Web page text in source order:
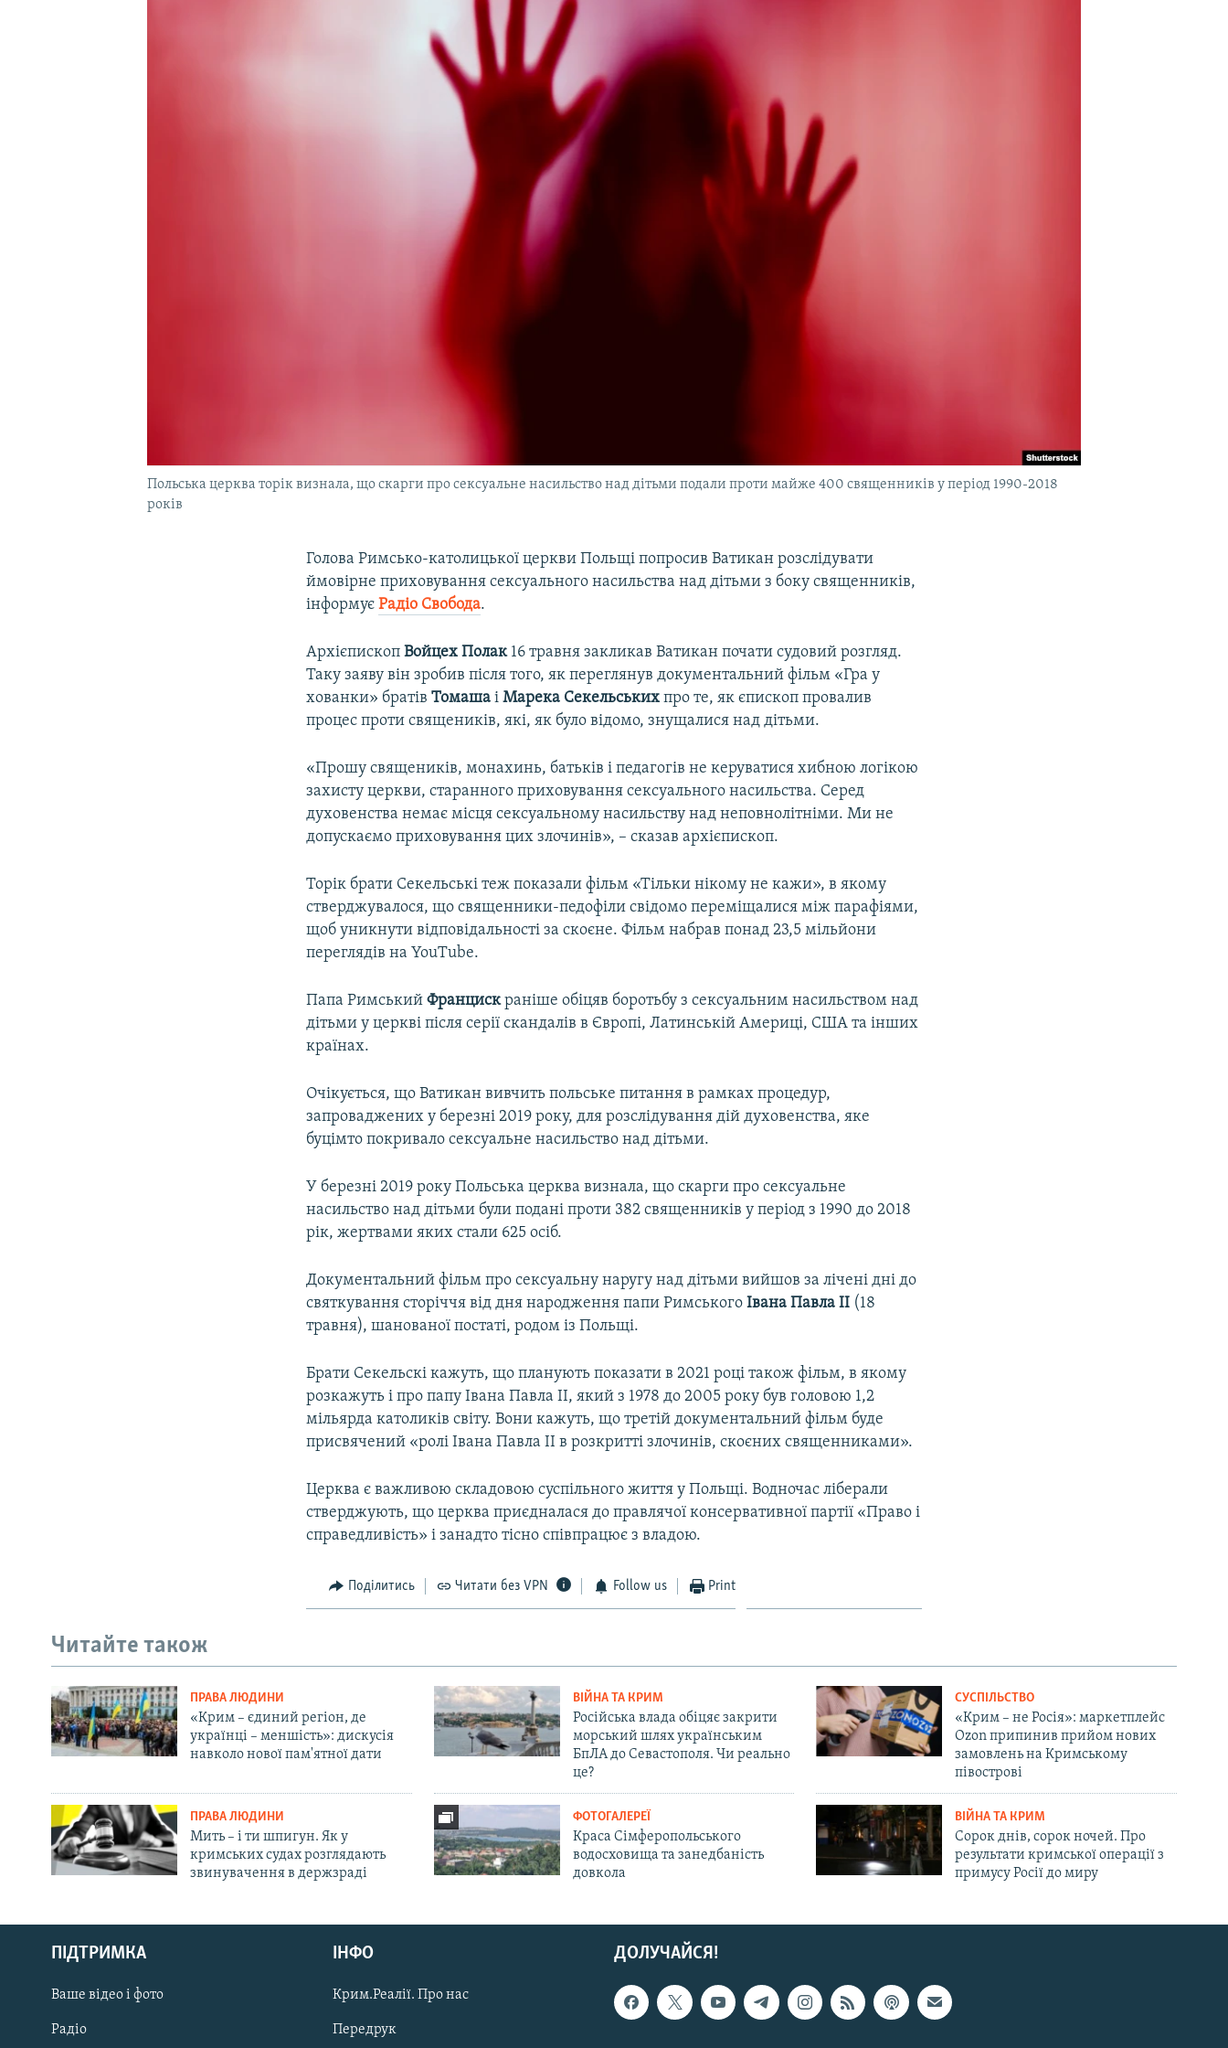
Русский
Qırımtatar
ДОЛУЧАЙСЯ!
Польська церква торік визнала, що скарги про сексуальне насильство над дітьми подали проти майже 400 священників у період 1990-2018
років
Голова Римсько-католицької церкви Польщі попросив Ватикан розслідувати
ймовірне приховування сексуального насильства над дітьми з боку священників,
інформуєРадіо Свобода.
АрхієпископВойцех Полак16 травня закликав Ватикан почати судовий розгляд.
Таку заяву він зробив після того, як переглянув документальний фільм «Гра у
хованки» братівТомаша іМарека Секельських про те, як єпископ провалив
процес проти священиків, які, як було відомо, знущалися над дітьми.
«Прошу священиків, монахинь, батьків і педагогів не керуватися хибною логікою
захисту церкви, старанного приховування сексуального насильства. Серед
духовенства немає місця сексуальному насильству над неповнолітніми. Ми не
допускаємо приховування цих злочинів», – сказав архієпископ.
Торік брати Секельські теж показали фільм «Тільки нікому не кажи», в якому
стверджувалося, що священники-педофіли свідомо переміщалися між парафіями,
щоб уникнути відповідальності за скоєне. Фільм набрав понад 23,5 мільйони
переглядів на YouTube.
Папа РимськийФранцискраніше обіцяв боротьбу з сексуальним насильством над
дітьми у церкві після серії скандалів в Європі, Латинській Америці, США та інших
країнах.
Очікується, що Ватикан вивчить польське питання в рамках процедур,
запроваджених у березні 2019 року, для розслідування дій духовенства, яке
буцімто покривало сексуальне насильство над дітьми.
У березні 2019 року Польська церква визнала, що скарги про сексуальне
насильство над дітьми були подані проти 382 священників у період з 1990 до 2018
рік, жертвами яких стали 625 осіб.
Документальний фільм про сексуальну наругу над дітьми вийшов за лічені дні до
святкування сторіччя від дня народження папи РимськогоІвана Павла ІІ (18
травня), шанованої постаті, родом із Польщі.
Брати Секельскі кажуть, що планують показати в 2021 році також фільм, в якому
розкажуть і про папу Івана Павла II, який з 1978 до 2005 року був головою 1,2
мільярда католиків світу. Вони кажуть, що третій документальний фільм буде
присвячений «ролі Івана Павла II в розкритті злочинів, скоєних священниками».
Церква є важливою складовою суспільного життя у Польщі. Водночас ліберали
стверджують, що церква приєдналася до правлячої консервативної партії «Право і
справедливість» і занадто тісно співпрацює з владою.
Поділитись Читати без VPN Follow us Print
Читайте також
ПРАВА ЛЮДИНИ
«Крим – єдиний регіон, де
українці – меншість»: дискусія
навколо нової пам'ятної дати
ВІЙНА ТА КРИМ
Російська влада обіцяє закрити
морський шлях українським
БпЛА до Севастополя. Чи реально
це?
СУСПІЛЬСТВО
«Крим – не Росія»: маркетплейс
Ozon припинив прийом нових
замовлень на Кримському
півострові
ПРАВА ЛЮДИНИ
Мить – і ти шпигун. Як у
кримських судах розглядають
звинувачення в держзраді
ФОТОГАЛЕРЕЇ
Краса Сімферопольського
водосховища та занедбаність
довкола
ВІЙНА ТА КРИМ
Сорок днів, сорок ночей. Про
результати кримської операції з
примусу Росії до миру
ДОЛУЧАЙСЯ!
ПІДТРИМКА
Ваше відео і фото
Радіо
ІНФО
Крим.Реалії. Про нас
Передрук